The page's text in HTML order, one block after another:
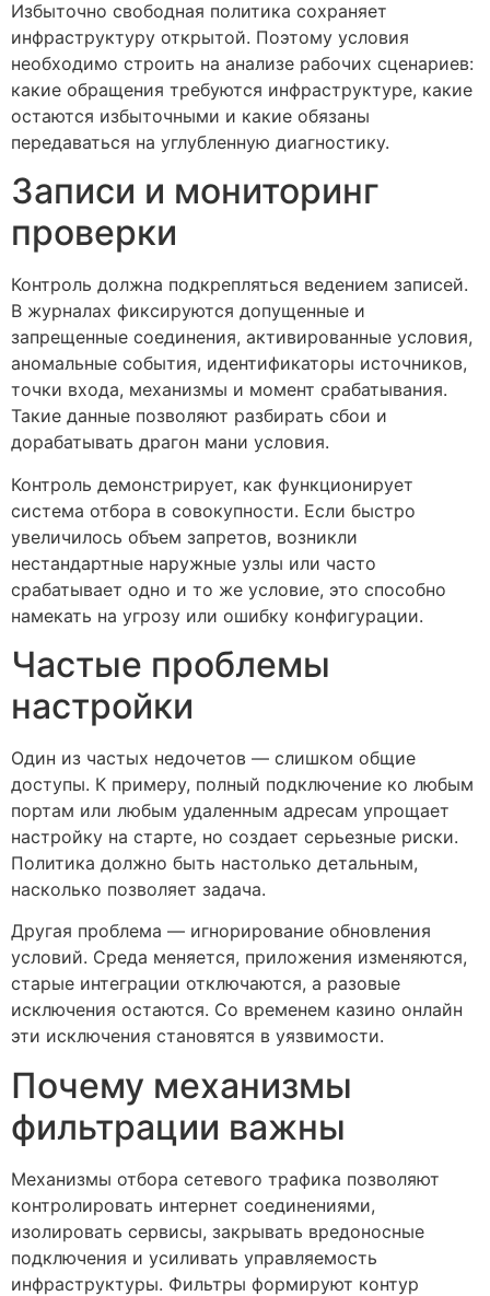
Избыточно свободная политика сохраняет
инфраструктуру открытой. Поэтому условия
необходимо строить на анализе рабочих сценариев:
какие обращения требуются инфраструктуре, какие
остаются избыточными и какие обязаны
передаваться на углубленную диагностику.
Записи и мониторинг
проверки
Контроль должна подкрепляться ведением записей.
В журналах фиксируются допущенные и
запрещенные соединения, активированные условия,
аномальные события, идентификаторы источников,
точки входа, механизмы и момент срабатывания.
Такие данные позволяют разбирать сбои и
дорабатывать драгон мани условия.
Контроль демонстрирует, как функционирует
система отбора в совокупности. Если быстро
увеличилось объем запретов, возникли
нестандартные наружные узлы или часто
срабатывает одно и то же условие, это способно
намекать на угрозу или ошибку конфигурации.
Частые проблемы
настройки
Один из частых недочетов — слишком общие
доступы. К примеру, полный подключение ко любым
портам или любым удаленным адресам упрощает
настройку на старте, но создает серьезные риски.
Политика должно быть настолько детальным,
насколько позволяет задача.
Другая проблема — игнорирование обновления
условий. Среда меняется, приложения изменяются,
старые интеграции отключаются, а разовые
исключения остаются. Со временем казино онлайн
эти исключения становятся в уязвимости.
Почему механизмы
фильтрации важны
Механизмы отбора сетевого трафика позволяют
контролировать интернет соединениями,
изолировать сервисы, закрывать вредоносные
подключения и усиливать управляемость
инфраструктуры. Фильтры формируют контур